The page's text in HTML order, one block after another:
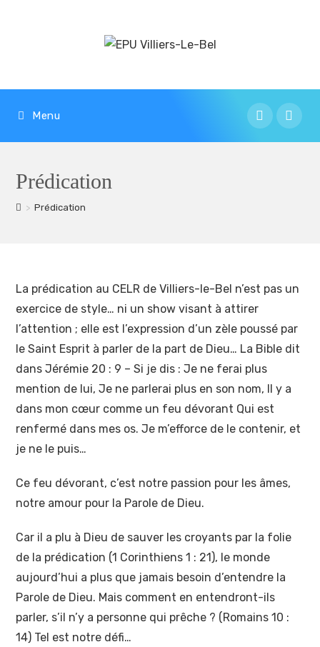
Menu
Prédication
> Prédication
La prédication au CELR de Villiers-le-Bel n’est pas un
exercice de style… ni un show visant à attirer
l’attention ; elle est l’expression d’un zèle poussé par
le Saint Esprit à parler de la part de Dieu… La Bible dit
dans Jérémie 20 : 9 – Si je dis : Je ne ferai plus
mention de lui, Je ne parlerai plus en son nom, Il y a
dans mon cœur comme un feu dévorant Qui est
renfermé dans mes os. Je m’efforce de le contenir, et
je ne le puis…
Ce feu dévorant, c’est notre passion pour les âmes,
notre amour pour la Parole de Dieu.
Car il a plu à Dieu de sauver les croyants par la folie
de la prédication (1 Corinthiens 1 : 21), le monde
aujourd’hui a plus que jamais besoin d’entendre la
Parole de Dieu. Mais comment en entendront-ils
parler, s’il n’y a personne qui prêche ? (Romains 10 :
14) Tel est notre défi…